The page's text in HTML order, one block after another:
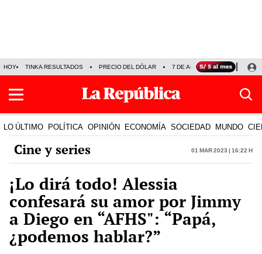
HOY TINKA RESULTADOS PRECIO DEL DÓLAR 7 DE AGOSTO OLLANTA
LO ÚLTIMO POLÍTICA OPINIÓN ECONOMÍA SOCIEDAD MUNDO
Cine y series 01 Mar 2023 | 16:22 h
¡Lo dirá todo! Alessia
confesará su amor por Jimmy
a Diego en “AFHS": “Papá,
¿podemos hablar?”